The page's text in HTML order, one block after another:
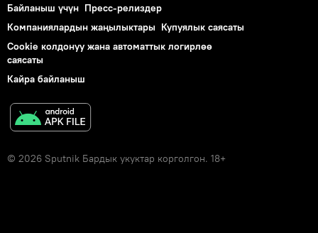
Байланыш үчүн Пресс-релиздер
Компаниялардын жаңылыктары Купуялык саясаты
Cookie колдонуу жана автоматтык логирлөө
саясаты
Кайра байланыш
© 2026 Sputnik Бардык укуктар корголгон. 18+